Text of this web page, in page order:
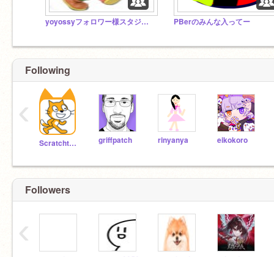
yoyossyフォロワー様スタジオyoyossy's Followers Studio PBerのみんな入ってー
Following
Scratchteam griffpatch rinyanya eikokoro
‹
Followers
‹